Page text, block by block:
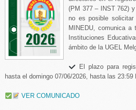
(PM 377 – INST 762)
no es posible
MINEDU, comunica a
Instituciones
ámbito de la UGEL
El plazo para
hasta el domingo 07/06/2026, hasta las 23:59
VER COMUNICADO